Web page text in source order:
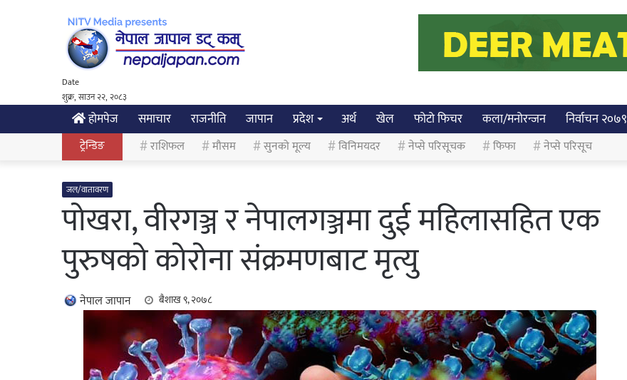
Date
शुक्र, साउन २२, २०८३
होमपेज समाचार राजनीति जापान प्रदेश अर्थ खेल फोटो फिचर कला/मनोरन्जन निर्वाचन २०७९
ट्रेन्डिङ राशिफल मौसम सुनको मूल्य विनिमयदर नेप्से परिसूचक फिफा नेप्से परिसूच
जल/वातावरण
पोखरा, वीरगञ्ज र नेपालगञ्जमा दुई महिलासहित एक
पुरुषको कोरोना संक्रमणबाट मृत्यु
नेपाल जापान बैशाख ९, २०७८